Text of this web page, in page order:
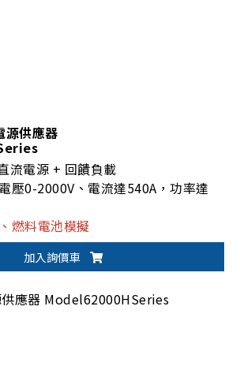
源供應器
流電源 + 回饋負載
壓0-2000V、電流達540A，功率達
燃料電池模擬
出範圍(62000D-HL系列)
加入詢價車